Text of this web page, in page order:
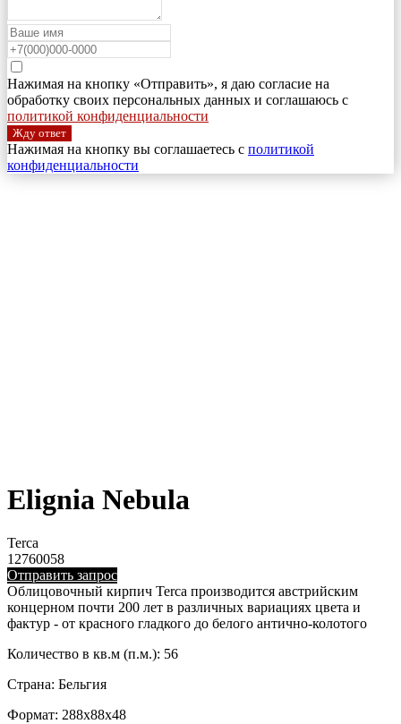
Нажимая на кнопку «Отправить», я даю согласие на
обработку своих персональных данных и соглашаюсь с
политикой конфиденциальности
Жду ответ
Нажимая на кнопку вы соглашаетесь с политикой
конфиденциальности
Elignia Nebula
Terca
12760058
Отправить запрос
Облицовочный кирпич Terca производится австрийским
концерном почти 200 лет в различных вариациях цвета и
фактур - от красного гладкого до белого антично-колотого
Количество в кв.м (п.м.): 56
Страна: Бельгия
Формат: 288x88x48